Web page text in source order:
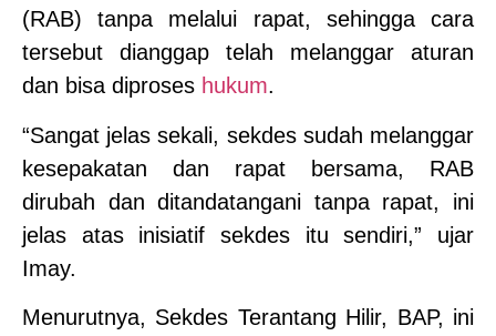
(RAB) tanpa melalui rapat, sehingga cara
tersebut dianggap telah melanggar aturan
dan bisa diproses hukum.
“Sangat jelas sekali, sekdes sudah melanggar
kesepakatan dan rapat bersama, RAB
dirubah dan ditandatangani tanpa rapat, ini
jelas atas inisiatif sekdes itu sendiri,” ujar
Imay.
Menurutnya, Sekdes Terantang Hilir, BAP, ini